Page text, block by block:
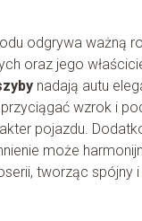
odgrywa ważną
oraz jego
nadają autu
wzrok i
pojazdu.
może
tworząc spójny